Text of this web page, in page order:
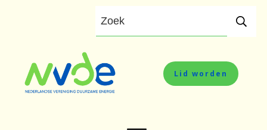
Lid worden